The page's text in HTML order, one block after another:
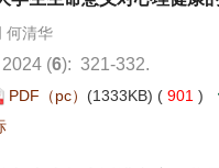
): 321-332.
901 )